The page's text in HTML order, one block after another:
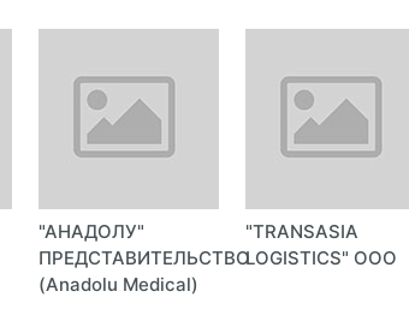
"АНАДОЛУ"
ПРЕДСТАВИТЕЛЬСТВО
(Anadolu Medical)
"TRANSASIA
LOGISTICS" ООО